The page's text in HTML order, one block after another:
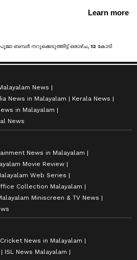
News
News in Malayalam
Kerala News
in Malayalam
News
News in Malayalam
Movie Review
Web Series
Collection Malayalam
Miniscreen & TV News
Cricket News in Malayalam
ISL News Malayalam